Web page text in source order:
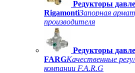
Редукторы
RigamontiЗапорная
производителя
Редукторы
FARGКачественные
компании F.A.R.G